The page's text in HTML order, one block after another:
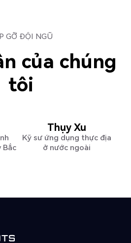
GỠ ĐỘI NGŨ
của chúng
tôi
Bắc
Thụy Xu
Kỹ sư ứng dụng thực địa
ở nước ngoài